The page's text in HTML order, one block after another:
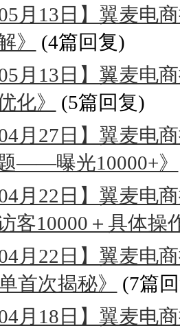
05月13日】翼麦电
》
(4篇回复)
05月13日】翼麦电
化》
(5篇回复)
04月27日】翼麦电
——曝光10000+》
04月22日】翼麦电
客10000＋具体操
04月22日】翼麦电
首次揭秘》
(7篇
04月18日】翼麦电